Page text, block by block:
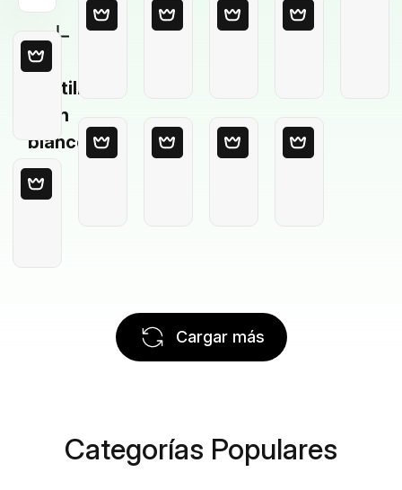
Plantilla
en
blanco
Cargar más
Categorías Populares